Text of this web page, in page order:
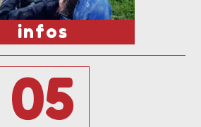
infos
05